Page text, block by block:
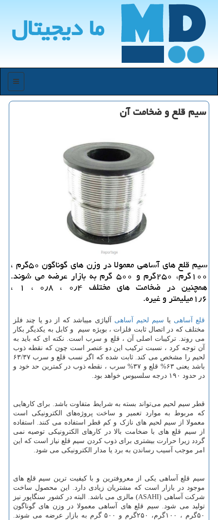
ما دیجیتال
منو
سیم قلع و ضخامت آن
سیم قلع های آساهی معمولا در وزن های گوناگون ۵۰گرم ،
۱۰۰گرم، ۲۵۰گرم و ۵۰۰ گرم به بازار عرضه می شوند.
همچنین در ضخامت های مختلف ۰٫۴ ، ۰٫۸ ، ۱ ،
۱٫۶میلیمتر و غیره.
قلع آساهی یا سیم لحیم آساهی آلیاژی میباشد که از دو یا چند فلز
مختلف که در اتصال ثابت فلزات ، بویژه سیم و کابل به یکدیگر بکار
می روند. ترکیبات اصلی آن ، قلع و سرب است. نکته ای که باید به
آن توجه کرد ، نسبت ترکیب این دو عنصر است چون که نقطه ذوب
لحیم را مشخص می کند. ثابت شده که اگر نسب قلع و سرب ۶۳/۳۷
باشد یعنی ۶۳% قلع و ۳۷% سرب ، نقطه ذوب در کمترین حد خود و
در حدود ۱۹۰ درجه سلسیوس خواهد بود.
قطر سیم لحیم می‌تواند بسته به شرایط متفاوت باشد. برای کارهایی
که مربوط به موارد تعمیر و ساخت پروژه‌های الکترونیکی است
معمولا از سیم لحیم های نازک و کم قطر استفاده می کنند. استفاده
از سیم قلع های با ضخامت بالا در کارهای الکترونیکی توصیه نمی
گردد زیرا حرارت بیشتری برای ذوب کردن سیم قلع نیاز است که این
امر موجب آسیب رساندن به برد یا مدار الکترونیکی می شود.
سیم قلع آساهی یکی از معروفترین و با کیفیت ترین سیم قلع های
موجود در بازار است که مشتریان زیادی دارد. این محصول ساخت
شرکت آساهی (ASAHI) مالزی می باشد. البته در کشور سنگاپور نیز
تولید می شود. سیم قلع های آساهی معمولا در وزن های گوناگون
۵۰گرم ، ۱۰۰گرم، ۲۵۰گرم و ۵۰۰ گرم به بازار عرضه می شوند.